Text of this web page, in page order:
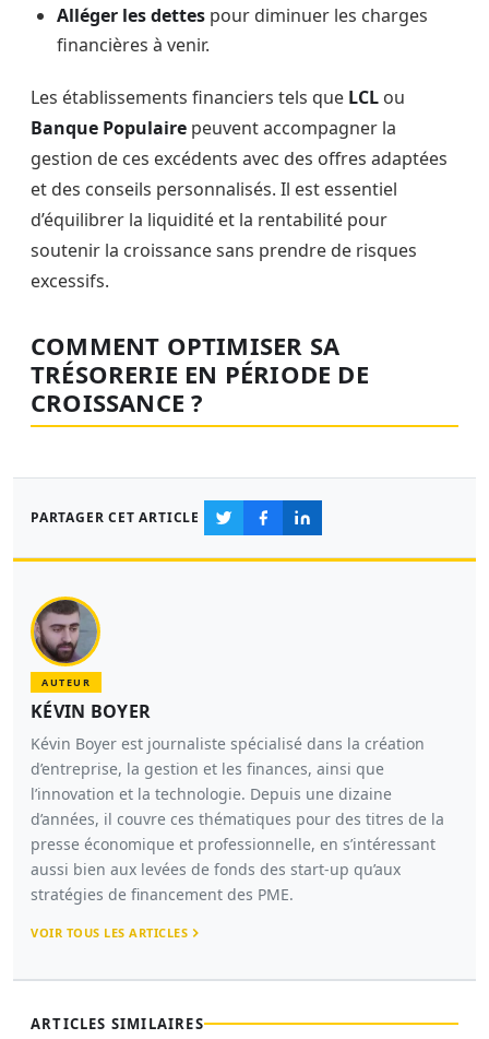
Alléger les dettes pour diminuer les charges
financières à venir.
Les établissements financiers tels que LCL ou
Banque Populaire peuvent accompagner la
gestion de ces excédents avec des offres adaptées
et des conseils personnalisés. Il est essentiel
d’équilibrer la liquidité et la rentabilité pour
soutenir la croissance sans prendre de risques
excessifs.
COMMENT OPTIMISER SA
TRÉSORERIE EN PÉRIODE DE
CROISSANCE ?
PARTAGER CET ARTICLE
AUTEUR
KÉVIN BOYER
Kévin Boyer est journaliste spécialisé dans la création
d’entreprise, la gestion et les finances, ainsi que
l’innovation et la technologie. Depuis une dizaine
d’années, il couvre ces thématiques pour des titres de la
presse économique et professionnelle, en s’intéressant
aussi bien aux levées de fonds des start-up qu’aux
stratégies de financement des PME.
VOIR TOUS LES ARTICLES
ARTICLES SIMILAIRES